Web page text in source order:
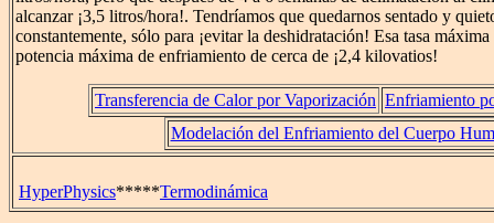
alcanzar ¡3,5 litros/hora!. Tendríamos que quedarnos sentado y
constantemente, sólo para ¡evitar la deshidratación! Esa tasa
potencia máxima de enfriamiento de cerca de ¡2,4 kilovatios!
Transferencia de Calor por Vaporización Enfriamiento
Modelación del Enfriamiento del Cuerpo
HyperPhysics*****Termodinámica